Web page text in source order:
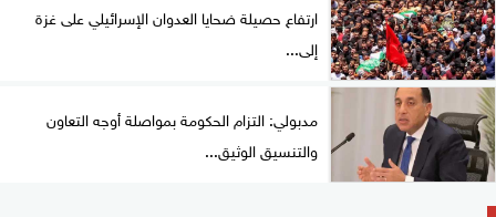
ارتفاع حصيلة ضحايا العدوان الإسرائيلي على غزة
إلى...
مدبولي: التزام الحكومة بمواصلة أوجه التعاون
والتنسيق الوثيق...